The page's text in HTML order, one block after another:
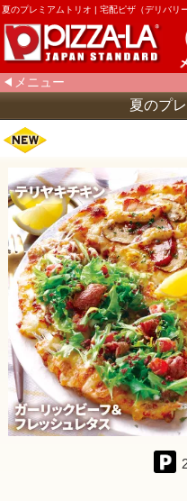
夏のプレミアムトリオ | 宅配ピザ（デリバリ
メニュー
夏のプ